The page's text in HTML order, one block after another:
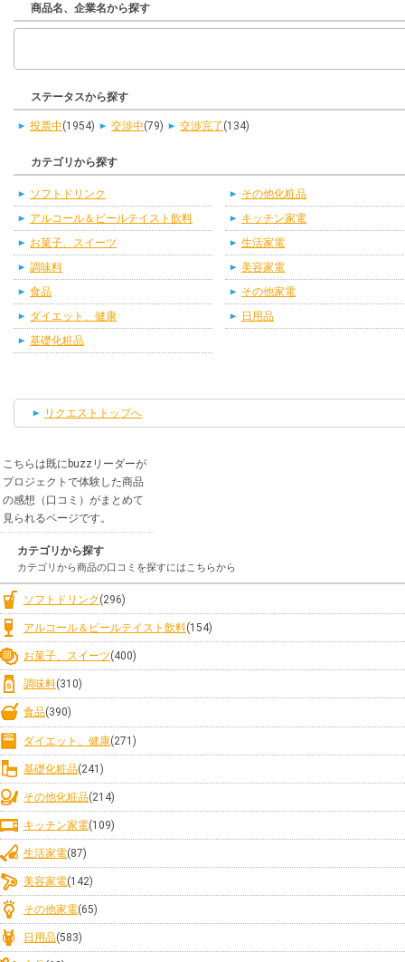
商品名、企業名から探す
ステータスから探す
投票中(1954) 交渉中(79) 交渉完了 (134)
カテゴリから探す
ソフトドリンク
アルコール＆ビールテイスト飲料
お菓子、スイーツ
調味料
食品
ダイエット、健康
基礎化粧品
その他化粧品
キッチン家電
生活家電
美容家電
その他家電
日用品
リクエストトップへ
こちらは既にbuzzリーダーが
プロジェクトで体験した商品
の感想（口コミ）がまとめて
見られるページです。
カテゴリから探す
カテゴリから商品の口コミを探すにはこちらから
ソフトドリンク (296)
アルコール＆ビールテイスト飲料(154)
お菓子、スイーツ(400)
調味料(310)
食品(390)
ダイエット、健康(271)
基礎化粧品(241)
その他化粧品(214)
キッチン家電(109)
生活家電(87)
美容家電(142)
その他家電(65)
日用品(583)